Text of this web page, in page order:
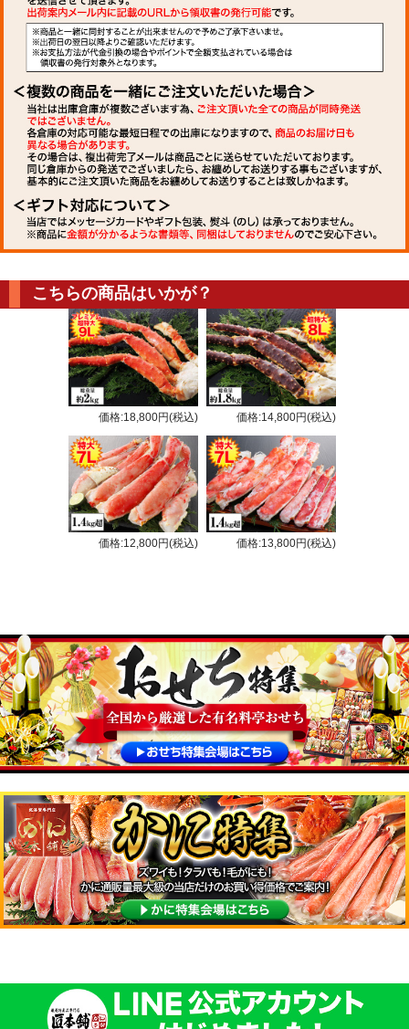
こちらの商品はいかが？
価格:18,800円(税込) 価格:14,800円(税込)
価格:12,800円(税込) 価格:13,800円(税込)